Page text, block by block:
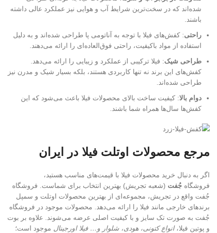
شده‌اند که در سخت‌ترین شرایط آب و هوایی نیز عملکرد عالی داشته
باشند.
راحتی: کفش‌های فیلا با توجه به آناتومی پا طراحی شده‌اند و به دلیل
استفاده از مواد باکیفیت، راحتی فوق‌العاده‌ای را ارائه می‌دهند.
طراحی شیک: فیلا ترکیبی از عملکرد و زیبایی را ارائه می‌دهد.
کفش‌های این برند نه تنها کاربردی هستند، بلکه بسیار شیک و مدرن نیز
طراحی شده‌اند.
دوام بالا: کیفیت ساخت بالای محصولات فیلا باعث می‌شود که این
کفش‌ها سال‌ها همراه شما باشند.
مرجع محصولات اوتلت فیلا در ایران
اگر به دنبال خرید محصولات فیلا با قیمت‌های مناسب هستید،
فروشگاه جُفت (شعبه تجریش) بهترین انتخاب برای شماست. فروشگاه
جُفت واقع در تجریش، مجموعه‌ای از بهترین محصولات اوتلت و سمپل
برندهای خارجی مانند فیلا را ارائه می‌دهد. محصولات موجود در فروشگاه
جُفت به صورت تک سایز و با کیفیت اصلی عرضه می‌شوند. علاوه بر بوت
و پوتین فیلا،انواع کتونی، هودی، شلوار و… فیلا اورجینال موجود است؛